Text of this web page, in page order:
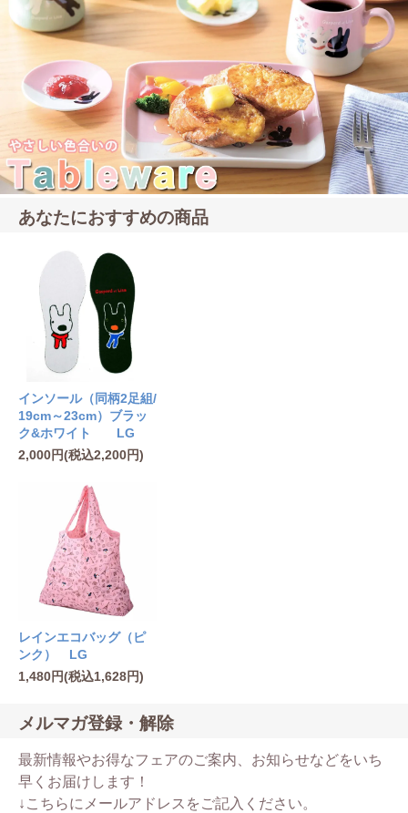
あなたにおすすめの商品
インソール（同柄2足組/
19cm～23cm）ブラッ
ク&ホワイト LG
2,000円(税込2,200円)
レインエコバッグ（ピ
ンク） LG
1,480円(税込1,628円)
メルマガ登録・解除
最新情報やお得なフェアのご案内、お知らせなどをいち
早くお届けします！
↓こちらにメールアドレスをご記入ください。